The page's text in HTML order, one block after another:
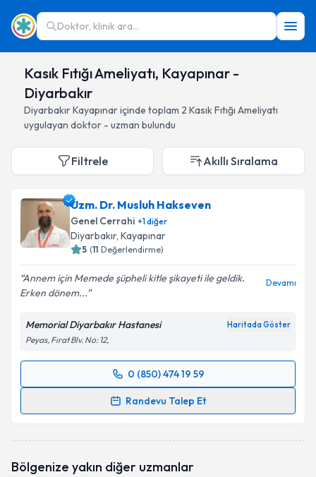
Doktor, klinik ara...
Kasık Fıtığı Ameliyatı, Kayapınar -
Diyarbakır
DiyarbakırKayapınariçinde toplam 2 Kasık Fıtığı Ameliyatı
uygulayan doktor - uzman bulundu
Filtrele Akıllı Sıralama
Uzm. Dr. Musluh Hakseven
Genel Cerrahi +1diğer
Diyarbakır, Kayapınar
5 (11 Değerlendirme)
Annem için Memede şüpheli kitle şikayeti ile geldik.
Erken dönem...
Devamı
Memorial Diyarbakır Hastanesi Haritada Göster
Peyas, Fırat Blv. No: 12,
0 (850) 474 19 59
Randevu Talep Et
Randevu Takvimi Talebi
talebi oluşturun. Size bu uzmandan randevu almanız
bilgilendireceğiz.
Bölgenize yakın diğer uzmanlar